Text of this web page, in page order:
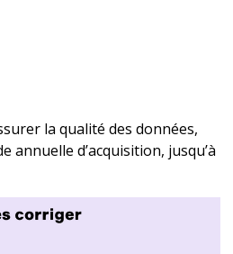
la qualité des données,
annuelle d’acquisition, jusqu’à